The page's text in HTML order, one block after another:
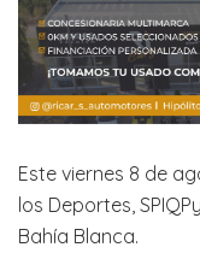
Este viernes 8 de
los Deportes,
Bahía Blanca.